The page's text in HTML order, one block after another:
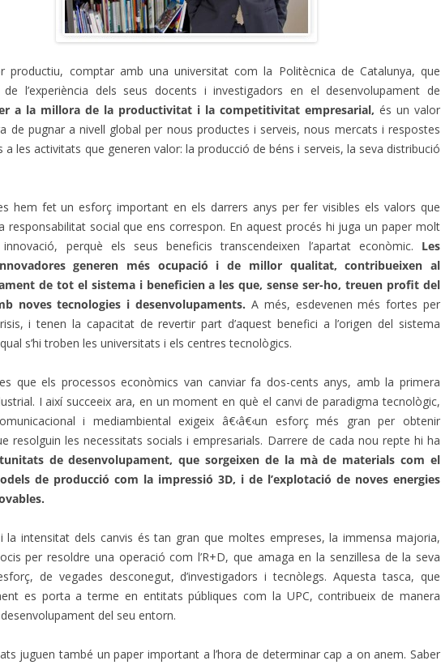
productiu, comptar amb una universitat com la Politècnica de Catalunya, que
l’experiència dels seus docents i investigadors en el desenvolupament de
a la millora de la productivitat i la competitivitat empresarial, és un valor
de pugnar a nivell global per nous productes i serveis, nous mercats i respostes
a les activitats que generen valor: la producció de béns i serveis, la seva distribució
hem fet un esforç important en els darrers anys per fer visibles els valors que
responsabilitat social que ens correspon. En aquest procés hi juga un paper molt
perquè els seus beneficis transcendeixen l’apartat econòmic. Les
generen més ocupació i de millor qualitat, contribueixen al
de tot el sistema i beneficien a les que, sense ser-ho, treuen profit del
noves tecnologies i desenvolupaments. A més, esdevenen més fortes per
i tenen la capacitat de revertir part d’aquest benefici a l’origen del sistema
qual s’hi troben les universitats i els centres tecnològics.
que els processos econòmics van canviar fa dos-cents anys, amb la primera
I així succeeix ara, en un moment en què el canvi de paradigma tecnològic,
i mediambiental exigeix â€‹â€‹un esforç més gran per obtenir
resolguin les necessitats socials i empresarials. Darrere de cada nou repte hi ha
de desenvolupament, que sorgeixen de la mà de materials com el
de producció com la impressió 3D, i de l’explotació de noves energies
la intensitat dels canvis és tan gran que moltes empreses, la immensa majoria,
per resoldre una operació com l’R+D, que amaga en la senzillesa de la seva
de vegades desconegut, d’investigadors i tecnòlegs. Aquesta tasca, que
es porta a terme en entitats públiques com la UPC, contribueix de manera
del seu entorn.
juguen també un paper important a l’hora de determinar cap a on anem. Saber